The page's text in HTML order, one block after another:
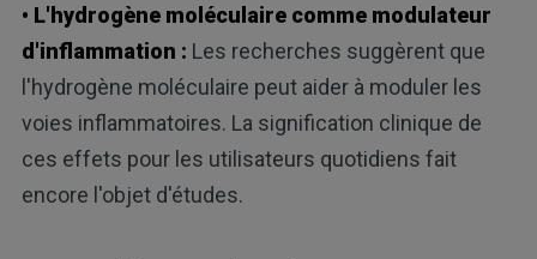
• L'hydrogène moléculaire comme modulateur
d'inflammation : Les recherches suggèrent que
l'hydrogène moléculaire peut aider à moduler les
voies inflammatoires. La signification clinique de
ces effets pour les utilisateurs quotidiens fait
encore l'objet d'études.